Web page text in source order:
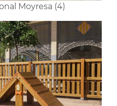
Moyresa (4)